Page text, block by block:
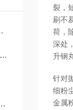
裂，
刷不
荷，
深处
升钢
针对
细粉
金属